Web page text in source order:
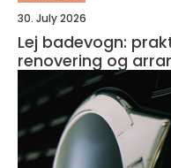
30. July 2026
Lej badevogn:
renovering og